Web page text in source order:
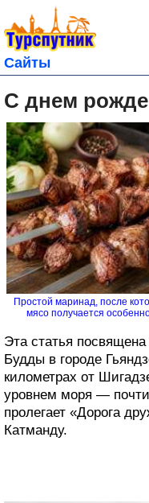
Сайты
С днем
Простой маринад, после
мясо получается
Эта статья
Будды в городе
километрах от
уровнем моря —
пролегает «Дорога
Катманду.